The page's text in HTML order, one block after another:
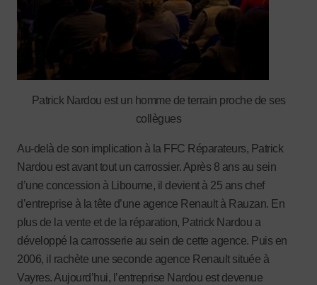
Patrick Nardou est un homme de terrain proche de ses
collègues
Au-delà de son implication à la FFC Réparateurs, Patrick
Nardou est avant tout un carrossier. Après 8 ans au sein
d’une concession à Libourne, il devient à 25 ans chef
d’entreprise à la tête d’une agence Renault à Rauzan. En
plus de la vente et de la réparation, Patrick Nardou a
développé la carrosserie au sein de cette agence. Puis en
2006, il rachète une seconde agence Renault située à
Vayres. Aujourd’hui, l’entreprise Nardou est devenue